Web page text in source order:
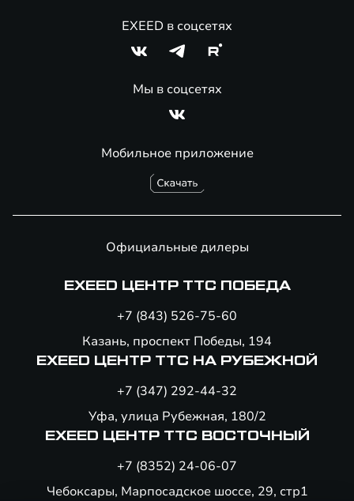
Мобильное приложение
EXEED в соцсетях
Мы в соцсетях
Официальные дилеры
EXEED ЦЕНТР ТТС ПОБЕДА
+7 (843) 526-75-60
Казань, проспект Победы, 194
EXEED ЦЕНТР ТТС НА РУБЕЖНОЙ
+7 (347) 292-44-32
Уфа, улица Рубежная, 180/2
EXEED ЦЕНТР ТТС ВОСТОЧНЫЙ
+7 (8352) 24-06-07
Чебоксары, Марпосадское шоссе, 29, стр1